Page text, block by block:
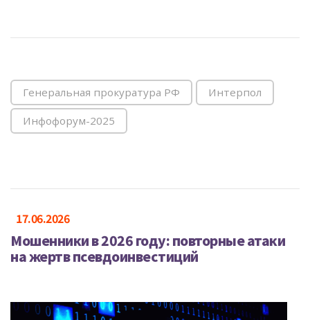
Генеральная прокуратура РФ Интерпол
Инфофорум-2025
17.06.2026
Мошенники в 2026 году: повторные атаки
на жертв псевдоинвестиций